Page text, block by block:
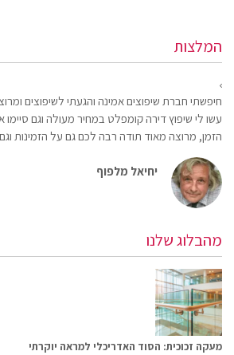
המלצות
חיפשתי חברת שיפוצים אמינה והגעתי לשיפוצים
עשו לי שיפוץ דירה קומפלט במחיר מעולה וגם
הזמן, מרוצה מאוד תודה רבה לכם גם על הזמינות
יחיאל מלפוף
מהבלוג שלנו
מעקה זכוכית: הסוד האדריכלי למראה יוקרתי